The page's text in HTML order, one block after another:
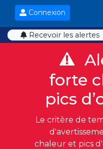
Connexion
Recevoir les alertes
forte
pics
Le critère de
chaleur et pics